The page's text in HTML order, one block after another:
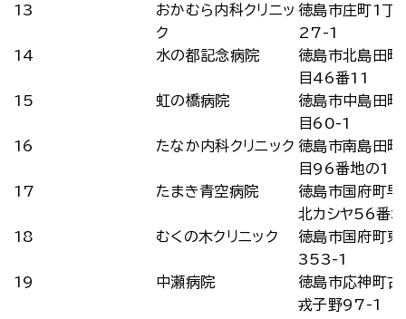
13
おかむら内科クリニッ
ク
徳島市庄町1丁
27-1
14
水の都記念病院
徳島市北島田町
目46番11
15
虹の橋病院
徳島市中島田
目60-1
16
たなか内科クリニック 徳島市南島田
目96番地の1
17
たまき青空病院
徳島市国府町早
北カシヤ56番地
18
むくの木クリニック
徳島市国府町東
353-1
19
中瀬病院
徳島市応神町古
戎子野97-1